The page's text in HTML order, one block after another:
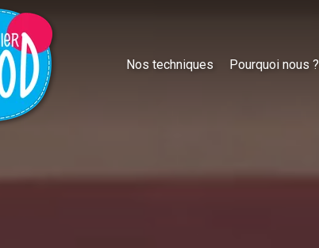
Nos techniques Pourquoi nous ?